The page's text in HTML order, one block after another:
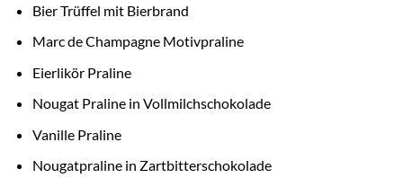
Bier Trüffel mit Bierbrand
Marc de Champagne Motivpraline
Eierlikör Praline
Nougat Praline in Vollmilchschokolade
Vanille Praline
Nougatpraline in Zartbitterschokolade